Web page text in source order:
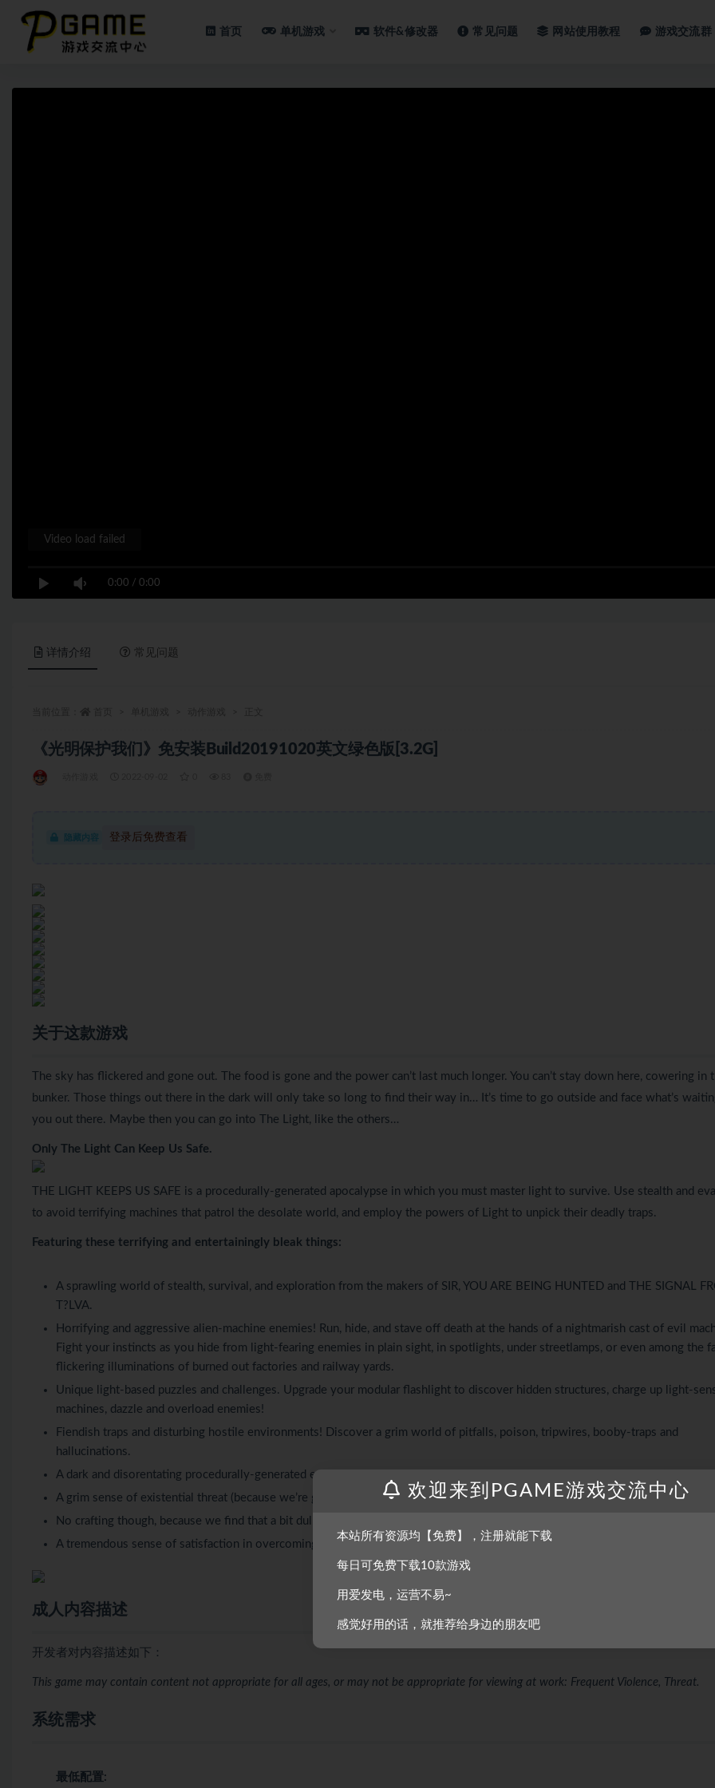
首页 单机游戏 软件&修改器 常见问题 网站使用教程 游戏交流群
0:00 / 0:00
Video load failed
详情介绍 常见问题
《光明保护我们》免安装Build20191020英文绿色版[3.2G]
隐藏内容 登录后免费查看
关于这款游戏
The sky has flickered and gone out. The food is gone and the power can’t last much longer. You can’t stay down here, cowering in
bunker. Those things out there in the dark will only take so long to find their way in… It’s time to go outside and face what’s
you out there. Maybe then you can go into The Light, like the others…
Only The Light Can Keep Us Safe.
THE LIGHT KEEPS US SAFE is a procedurally-generated apocalypse in which you must master light to survive. Use stealth and
to avoid terrifying machines that patrol the desolate world, and employ the powers of Light to unpick their deadly traps.
Featuring these terrifying and entertainingly bleak things:
A sprawling world of stealth, survival, and exploration from the makers of SIR, YOU ARE BEING HUNTED and THE SIGNAL
T?LVA.
Horrifying and aggressive alien-machine enemies! Run, hide, and stave off death at the hands of a nightmarish cast of evil
Fight your instincts as you hide from light-fearing enemies in plain sight, in spotlights, under streetlamps, or even among the
flickering illuminations of burned out factories and railway yards.
Unique light-based puzzles and challenges. Upgrade your modular flashlight to discover hidden structures, charge up light-
machines, dazzle and overload enemies!
Fiendish traps and disturbing hostile environments! Discover a grim world of pitfalls, poison, tripwires, booby-traps and
hallucinations.
A dark and disorentating procedurally-generated environment, different for each playthrough!
A grim sense of existential threat (because we’re good at that sort of thing…)
No crafting though, because we find that a bit dull.
A tremendous sense of satisfaction in overcoming certain doom. You want that feeling, don’t you? It’s a good feeling.
成人内容描述
开发者对内容描述如下：
This game may contain content not appropriate for all ages, or may not be appropriate for viewing at work: Frequent Violence, Threat.
系统需求
最低配置:
欢迎来到PGAME游戏交流中心
本站所有资源均【免费】，注册就能下载
每日可免费下载10款游戏
用爱发电，运营不易~
感觉好用的话，就推荐给身边的朋友吧